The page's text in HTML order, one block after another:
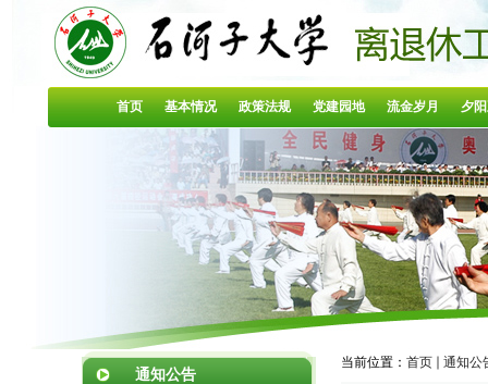
首页 基本情况 政策法规 党建园地 流金岁月 夕
通知公告
当前位置： 首页 通知公